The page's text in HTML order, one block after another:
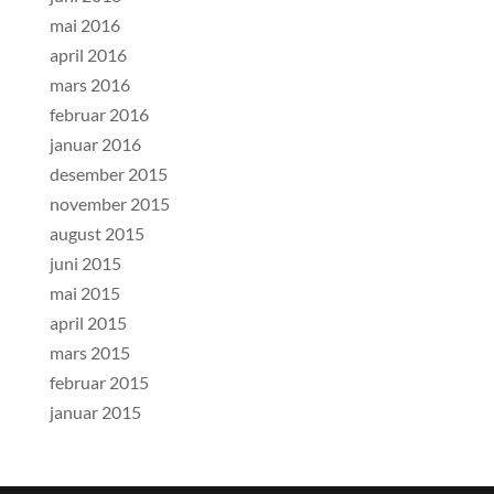
mai 2016
april 2016
mars 2016
februar 2016
januar 2016
desember 2015
november 2015
august 2015
juni 2015
mai 2015
april 2015
mars 2015
februar 2015
januar 2015